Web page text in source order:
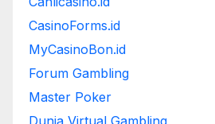
CasinoForms.id
MyCasinoBon.id
Forum Gambling
Master Poker